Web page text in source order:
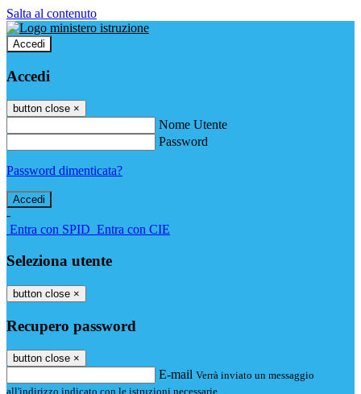
Salta al contenuto
Accedi
Accedi
button close ×
Nome Utente
Password
Password dimenticata?
-
Entra con SPID Entra con CIE
Seleziona utente
button close ×
Recupero password
button close ×
E-mail Verrà inviato un messaggio
all'indirizzo indicato con le istruzioni necessarie.